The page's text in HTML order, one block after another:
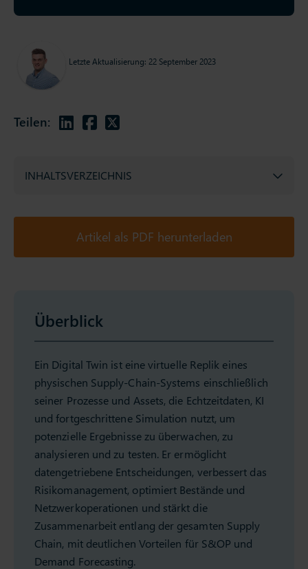
Teilen:
Letzte Aktualisierung: 22 September 2023
INHALTSVERZEICHNIS
Artikel als PDF herunterladen
Überblick
Ein Digital Twin ist eine virtuelle Replik eines
physischen Supply-Chain-Systems einschließlich
seiner Prozesse und Assets, die Echtzeitdaten, KI
und fortgeschrittene Simulation nutzt, um
potenzielle Ergebnisse zu überwachen, zu
analysieren und zu testen. Er ermöglicht
datengetriebene Entscheidungen, verbessert das
Risikomanagement, optimiert Bestände und
Netzwerkoperationen und stärkt die
Zusammenarbeit entlang der gesamten Supply
Chain, mit deutlichen Vorteilen für S&OP und
Demand Forecasting.